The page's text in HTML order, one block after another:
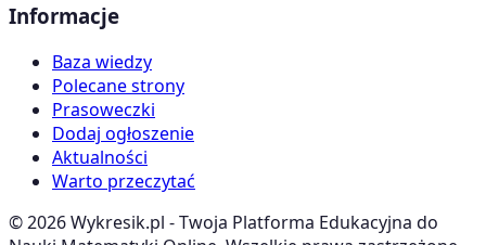
Informacje
Baza wiedzy
Polecane strony
Prasoweczki
Dodaj ogłoszenie
Aktualności
Warto przeczytać
©2026Wykresik.pl - Twoja Platforma Edukacyjna do